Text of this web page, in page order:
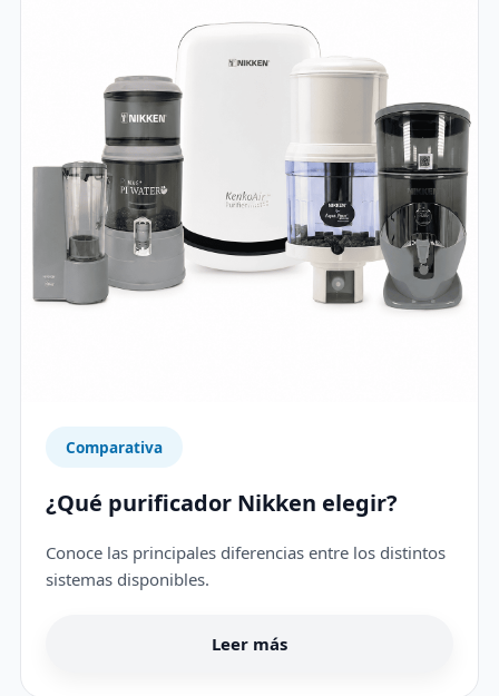
Comparativa
¿Qué purificador Nikken elegir?
Conoce las principales diferencias entre los distintos
sistemas disponibles.
Leer más